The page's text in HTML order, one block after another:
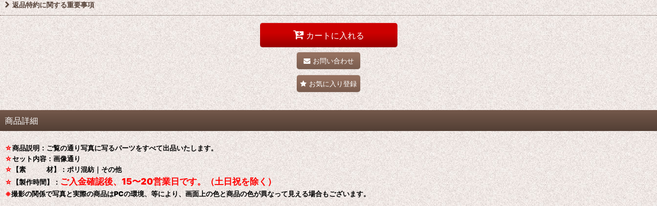
返品特約に関する重要事項
カートに入れる
お問い合わせ
お気に入り登録
商品詳細
☆商品説明：ご覧の通り写真に写るパーツをすべて出品いたします。
☆セット内容：画像通り
☆【素 材】：ポリ混紡｜その他
☆【製作時間】：ご入金確認後、15〜20営業日です。（土日祝を除く）
※撮影の関係で写真と実際の商品はPCの環境、等により、画面上の色と商品の色が異なって見える場合もございます。